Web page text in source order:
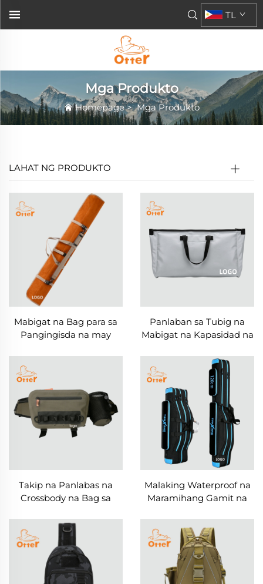
TL
Mga Produkto
Homepage>Mga Produkto
LAHAT NG PRODUKTO
Mabigat na Bag para sa
Pangingisda na may
Panlaban sa Tubig na
Mabigat na Kapasidad na
na Bag
Takip na Panlabas na
Crossbody na Bag sa
Panahon
Malaking Waterproof na
Maramihang Gamit na